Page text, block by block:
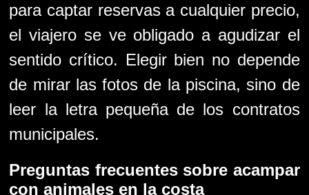
para captar reservas a cualquier precio,
el viajero se ve obligado a agudizar el
sentido crítico. Elegir bien no depende
de mirar las fotos de la piscina, sino de
leer la letra pequeña de los contratos
municipales.
Preguntas frecuentes sobre acampar
con animales en la costa